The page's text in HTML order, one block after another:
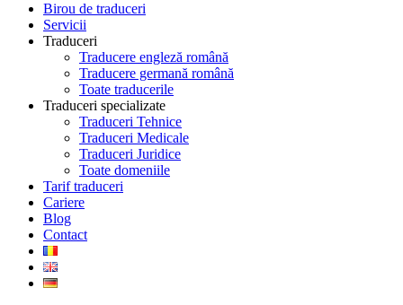
Birou de traduceri
Servicii
Traduceri
Traducere engleză română
Traducere germană română
Toate traducerile
Traduceri specializate
Traduceri Tehnice
Traduceri Medicale
Traduceri Juridice
Toate domeniile
Tarif traduceri
Cariere
Blog
Contact